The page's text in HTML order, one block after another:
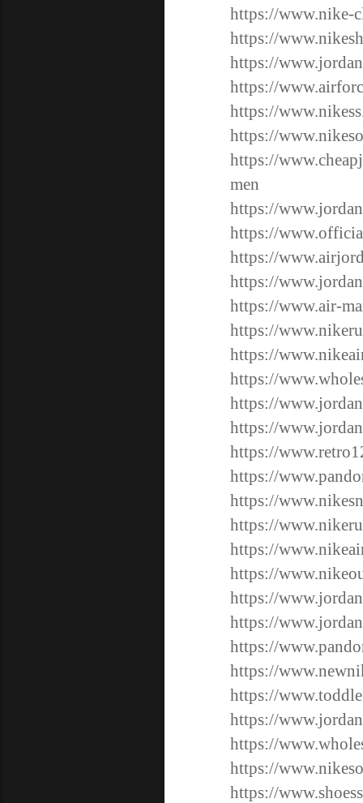
https://www.nike-
https://
https://
https://
https://
https://
https://
men
https://
https://
https://
https://
https://www.air-
https://
https://
https://
https://
https://
https://
https://
https://
https://
https://
https://
https://
https://
https://
https://
https://
https://
https://
https://
https://